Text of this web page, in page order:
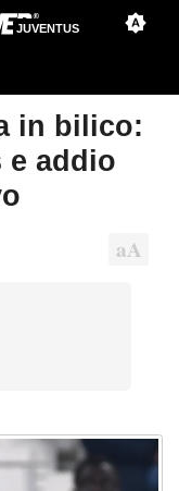
JUVENTUS
in bilico:
e addio